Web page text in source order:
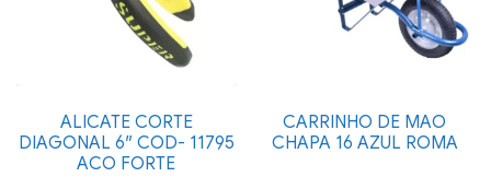
ALICATE CORTE
DIAGONAL 6″ COD- 11795
ACO FORTE
CARRINHO DE MAO
CHAPA 16 AZUL ROMA